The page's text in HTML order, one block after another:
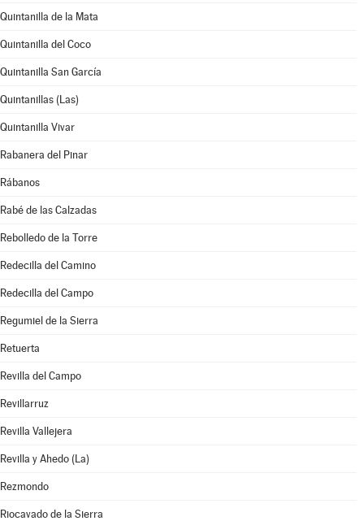
Quintanilla de la Mata
Quintanilla del Coco
Quintanilla San García
Quintanillas (Las)
Quintanilla Vivar
Rabanera del Pinar
Rábanos
Rabé de las Calzadas
Rebolledo de la Torre
Redecilla del Camino
Redecilla del Campo
Regumiel de la Sierra
Retuerta
Revilla del Campo
Revillarruz
Revilla Vallejera
Revilla y Ahedo (La)
Rezmondo
Riocavado de la Sierra